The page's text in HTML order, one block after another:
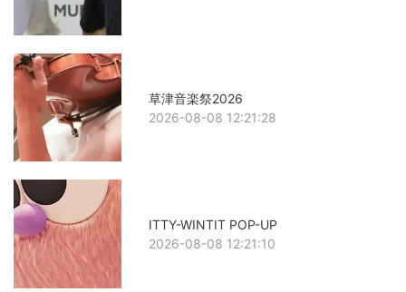
草津音楽祭2026
2026-08-08 12:21:28
ITTY-WINTIT POP-UP
2026-08-08 12:21:10